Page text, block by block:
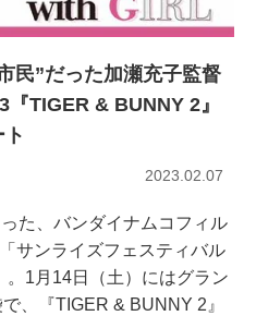
民”だった加瀬充子監督
TIGER & BUNNY 2』
2023.02.07
た、バンダイナムコフィル
サンライズフェスティバル
1月14日（土）にはグラン
、『TIGER & BUNNY 2』